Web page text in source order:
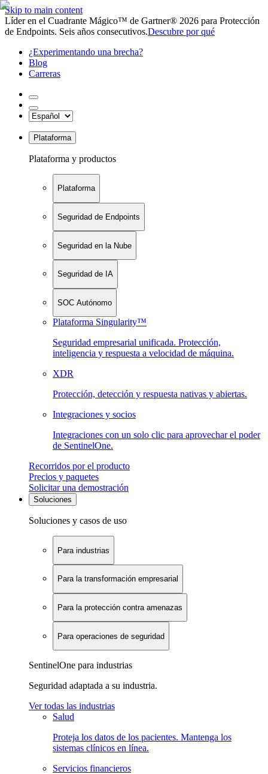
Skip to main content
Líder en el Cuadrante Mágico™ de Gartner® 2026 para Protección
de Endpoints. Seis años consecutivos.Descubre por qué
¿Experimentando una brecha?
Blog
Carreras
Plataforma
Plataforma y productos
Plataforma
Seguridad de Endpoints
Seguridad en la Nube
Seguridad de IA
SOC Autónomo
Plataforma Singularity™
Seguridad empresarial unificada. Protección,
inteligencia y respuesta a velocidad de máquina.
XDR
Protección, detección y respuesta nativas y abiertas.
Integraciones y socios
Integraciones con un solo clic para aprovechar el poder
de SentinelOne.
Recorridos por el producto
Precios y paquetes
Solicitar una demostración
Soluciones
Soluciones y casos de uso
Para industrias
Para la transformación empresarial
Para la protección contra amenazas
Para operaciones de seguridad
SentinelOne para industrias
Seguridad adaptada a su industria.
Ver todas las industrias
Salud
Proteja los datos de los pacientes. Mantenga los
sistemas clínicos en línea.
Servicios financieros